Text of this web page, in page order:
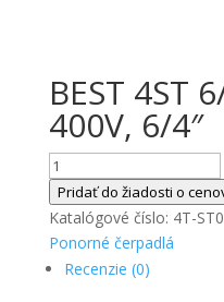
BEST 4ST
400V, 6/4″
množstvo
BEST
4ST
6/07
0,75kW,
Pridať do žiadosti o
Katalógové číslo: 4T-
Ponorné čerpadlá
Recenzie (0)